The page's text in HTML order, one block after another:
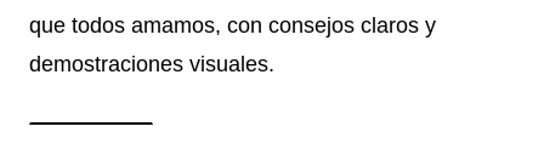
que todos amamos, con consejos claros y
demostraciones visuales.